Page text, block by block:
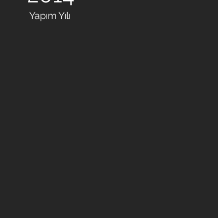
Yapım Yılı